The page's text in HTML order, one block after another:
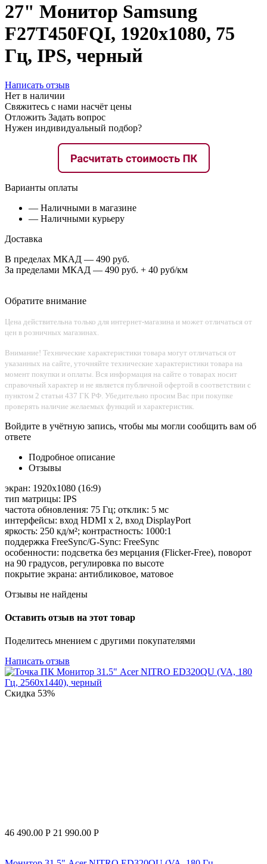
27" Монитор Samsung
F27T450FQI, 1920x1080, 75
Гц, IPS, черный
Написать отзыв
Нет в наличии
Свяжитесь с нами насчёт цены
Отложить Задать вопрос
Нужен индивидуальный подбор?
Варианты оплаты
— Наличными в магазине
— Наличными курьеру
Доставка
В пределах МКАД — 490 руб.
За пределами МКАД — 490 руб. + 40 руб/км
Обратите внимание
Цена действительна только для интернет-магазина и может отличаться от
цен в розничных магазинах.
Внимание! Технические характеристики товара могут отличаться от
указанных на сайте, уточняйте технические характеристики товара на
момент покупки и оплаты. Вся информация на сайте о товарах носит
справочный характер и не является публичной офертой в соответствии с
пунктом 2 статьи 437 ГК РФ. Убедительно просим Вас при покупке
проверять наличие желаемых функций и характеристик.
Войдите в учётную запись, чтобы мы могли сообщить вам об
ответе
Подробное описание
Отзывы
экран: 1920x1080 (16:9)
тип матрицы: IPS
частота обновления: 75 Гц; отклик: 5 мс
интерфейсы: вход HDMI x 2, вход DisplayPort
яркость: 250 кд/м²; контрастность: 1000:1
поддержка FreeSync/G-Sync: FreeSync
особенности: подсветка без мерцания (Flicker-Free), поворот
на 90 градусов, регулировка по высоте
покрытие экрана: антибликовое, матовое
Отзывы не найдены
Оставить отзыв на этот товар
Поделитесь мнением с другими покупателями
Написать отзыв
Скидка 53%
46 490.00 Р 21 990.00 Р